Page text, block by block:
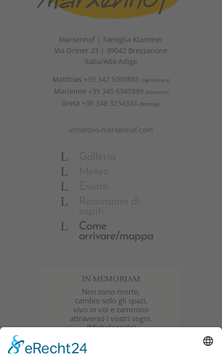
Marxenhof | Famiglia Klammer
Via Ortner 23 | 39042 Bressanone
Italia/Alto Adige
Matthias +39 342 5009885 (Agricoltura)
Marianne +39 345 6945889 (Vacanze)
Greta +39 348 3254334 (Bottega)
info@bio-marxenhof.com
L
L
L
L
L
Come
arrivare/mappa
IN MEMORIAM
Non sono morto,
cambio solo gli spazi,
vivo in voi e cammino
attraverso i vostri sogni.
(Michelangelo)